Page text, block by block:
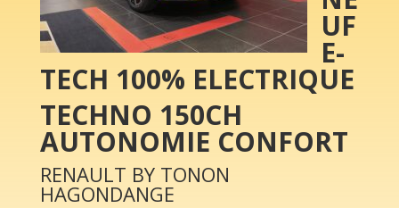
UF
E-
TECH 100% ELECTRIQUE
TECHNO 150CH
AUTONOMIE CONFORT
RENAULT BY TONON
HAGONDANGE